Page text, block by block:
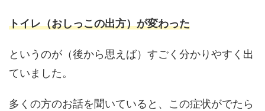
トイレ（おしっこの出方）が変わった
というのが（後から思えば）すごく分かりやすく出
ていました。
多くの方のお話を聞いていると、この症状がでたら